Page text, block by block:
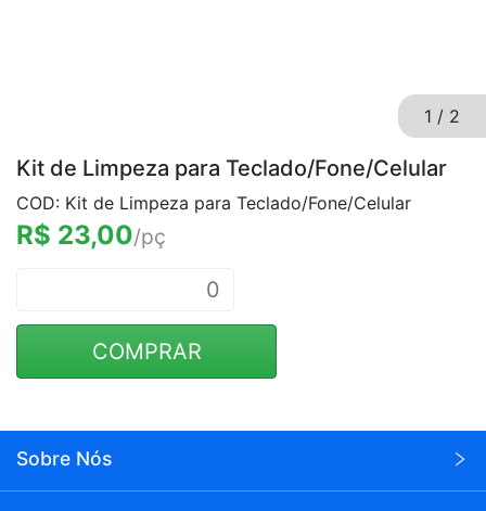
1 / 2
Kit de Limpeza para Teclado/Fone/Celular
COD: Kit de Limpeza para Teclado/Fone/Celular
R$ 23,00/pç
COMPRAR
Sobre Nós